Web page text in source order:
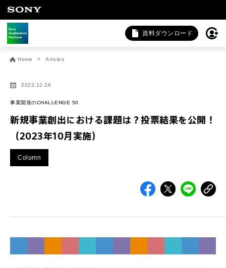
資料ダウンロード
Home Articles
2023.12.26
事業開発のCHALLENGE 50
新規事業創出における課題は？投票結果を公開！
（2023年10月実施）
Column
お問い合わせ
法人向けサービスに関するご相談・お問い合わせは以下のボタ
法人お問い合わせ
FAQ&個人お問い合わせは以下のボタンからお願いします。
FAQ & 個人お問い合わせ